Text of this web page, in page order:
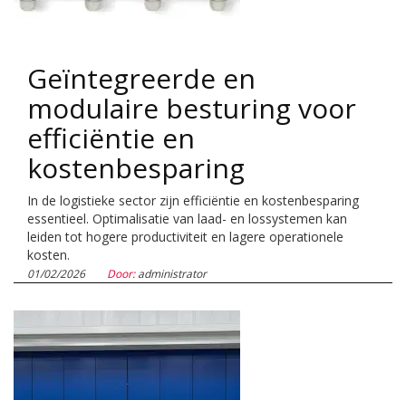
Geïntegreerde en
modulaire besturing voor
efficiëntie en
kostenbesparing
In de logistieke sector zijn efficiëntie en kostenbesparing
essentieel. Optimalisatie van laad- en lossystemen kan
leiden tot hogere productiviteit en lagere operationele
kosten.
01/02/2026 Door:administrator